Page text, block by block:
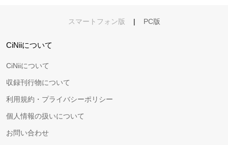
スマートフォン版 | PC版
CiNiiについて
CiNiiについて
収録刊行物について
利用規約・プライバシーポリシー
個人情報の扱いについて
お問い合わせ